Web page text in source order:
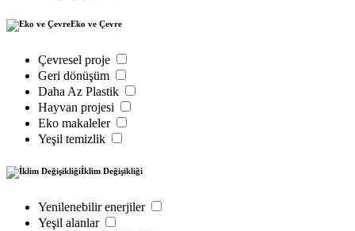
Eko ve Çevre
Çevresel proje
Geri dönüşüm
Daha Az Plastik
Hayvan projesi
Eko makaleler
Yeşil temizlik
İklim Değişikliği
Yenilenebilir enerjiler
Yeşil alanlar